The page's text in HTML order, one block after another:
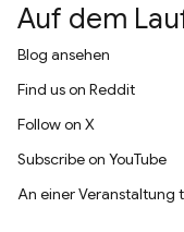
Auf dem
Blog ansehen
Find us on Reddit
Follow on X
Subscribe on YouTube
An einer Veranstaltung